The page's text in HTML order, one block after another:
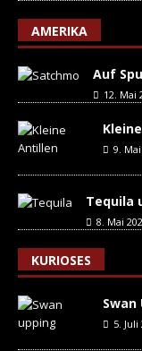
AMERIKA
Auf
12. Mai
9.
Tequila
8. Mai
KURIOSES
Swan
5. Juli